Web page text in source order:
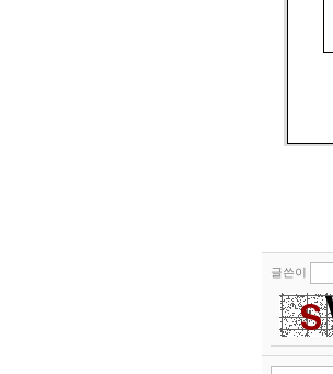
글쓴이